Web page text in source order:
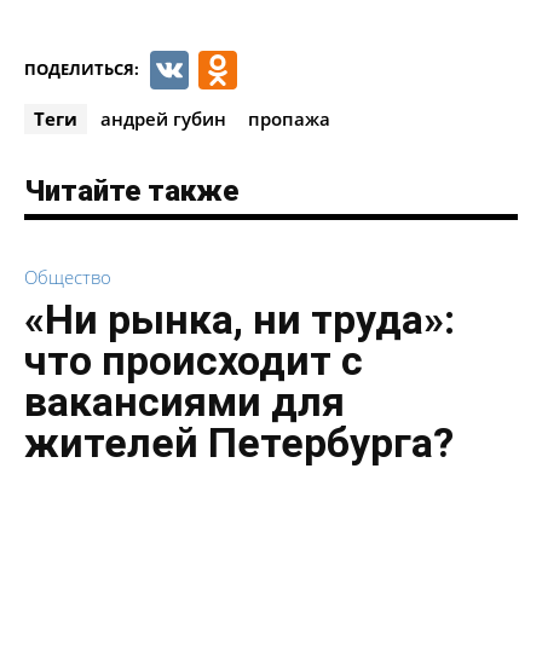
ПОДЕЛИТЬСЯ: VK
Теги андрей губин пропажа
Читайте также
Общество
«Ни рынка, ни труда»:
что происходит с
вакансиями для
жителей Петербурга?